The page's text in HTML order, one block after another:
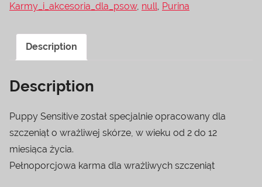
Karmy_i_akcesoria_dla_psow, null, Purina
Description
Description
Puppy Sensitive został specjalnie opracowany dla
szczeniąt o wrażliwej skórze, w wieku od 2 do 12
miesiąca życia.
Pełnoporcjowa karma dla wrażliwych szczeniąt